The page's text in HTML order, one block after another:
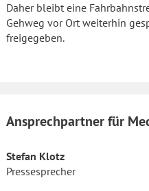
Daher bleibt eine
Gehweg vor Ort weiterhin
freigegeben.
Ansprechpartner für
Stefan Klotz
Pressesprecher